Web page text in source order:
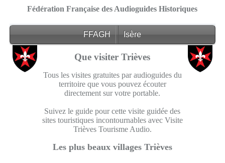
Fédération Française des Audioguides Historiques
FFAGH Isère
Que visiter Trièves
Tous les visites gratuites par audioguides du
territoire que vous pouvez écouter
directement sur votre portable.
Suivez le guide pour cette visite guidée des
sites touristiques incontournables avec Visite
Trièves Tourisme Audio.
Les plus beaux villages Trièves